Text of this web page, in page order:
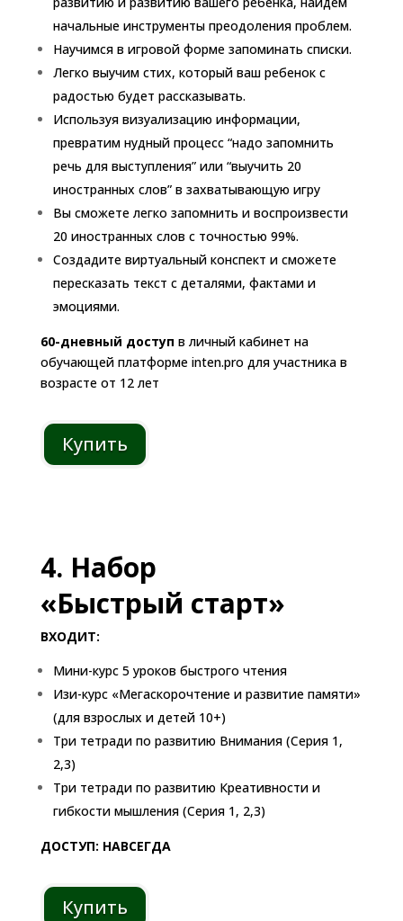
начальные инструменты преодоления проблем.
Научимся в игровой форме запоминать списки.
Легко выучим стих, который ваш ребенок с
радостью будет рассказывать.
Используя визуализацию информации,
превратим нудный процесс “надо запомнить
речь для выступления” или “выучить 20
иностранных слов” в захватывающую игру
Вы сможете легко запомнить и воспроизвести
20 иностранных слов с точностью 99%.
Создадите виртуальный конспект и сможете
пересказать текст с деталями, фактами и
эмоциями.
60-дневный доступ в личный кабинет на
обучающей платформе inten.pro для участника в
возрасте от 12 лет
Купить
4. Набор
«Быстрый старт»
ВХОДИТ:
Мини-курс 5 уроков быстрого чтения
Изи-курс «Мегаскорочтение и развитие памяти»
(для взрослых и детей 10+)
Три тетради по развитию Внимания (Серия 1,
2,3)
Три тетради по развитию Креативности и
гибкости мышления (Серия 1, 2,3)
ДОСТУП: НАВСЕГДА
Купить